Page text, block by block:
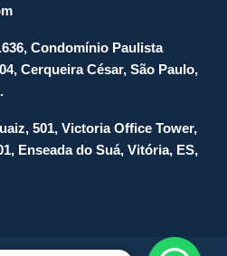
Condomínio Paulista
Cerqueira César, São Paulo,
501, Victoria Office Tower,
Enseada do Suá, Vitória, ES,